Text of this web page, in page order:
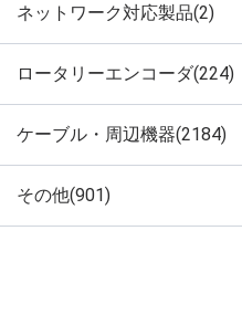
ネットワーク対応製品(2)
ロータリーエンコーダ(224)
ケーブル・周辺機器(2184)
その他(901)